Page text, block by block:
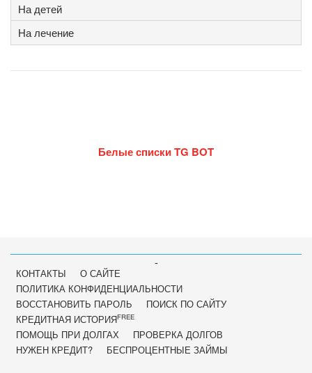
На детей
На лечение
Белые списки TG BOT
-
КОНТАКТЫ
О САЙТЕ
ПОЛИТИКА КОНФИДЕНЦИАЛЬНОСТИ
ВОССТАНОВИТЬ ПАРОЛЬ
ПОИСК ПО САЙТУ
КРЕДИТНАЯ ИСТОРИЯFREE
ПОМОЩЬ ПРИ ДОЛГАХ
ПРОВЕРКА ДОЛГОВ
НУЖЕН КРЕДИТ?
БЕСПРОЦЕНТНЫЕ ЗАЙМЫ